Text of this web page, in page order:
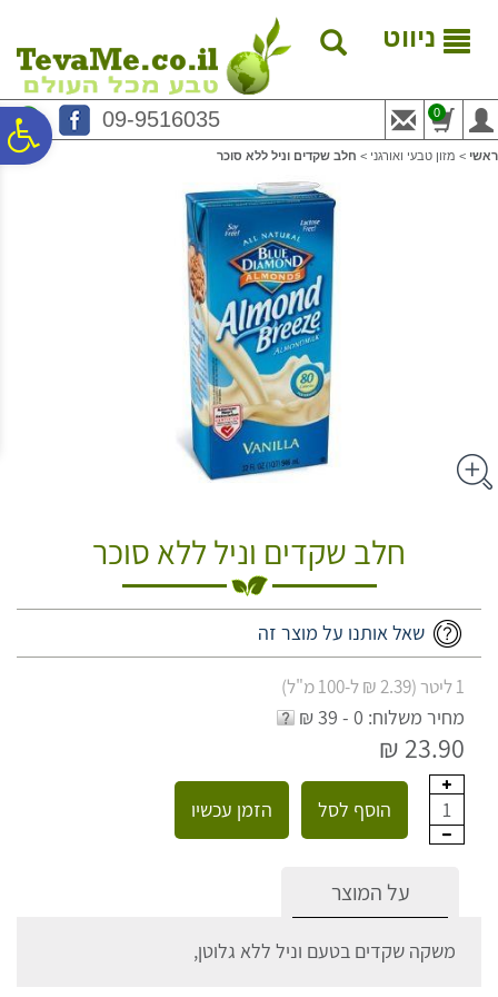
נגישות
המרכזי
ניווט
09-9516035 0
ראשי > מזון טבעי ואורגני > חלב שקדים וניל ללא סוכר
חלב שקדים וניל ללא סוכר
שאל אותנו על מוצר זה
1 ליטר (2.39 ₪ ל-100 מ"ל)
מחיר משלוח: 0 - 39 ₪
23.90 ₪
1 הוסף לסל הזמן עכשיו
על המוצר
משקה שקדים בטעם וניל ללא גלוטן,